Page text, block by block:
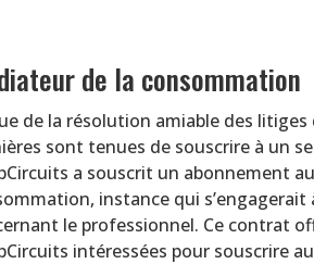
de la consommation
de la résolution amiable des
sont tenues de souscrire à un
a souscrit un abonnement
instance qui
le professionnel. Ce contrat
intéressées pour souscrire